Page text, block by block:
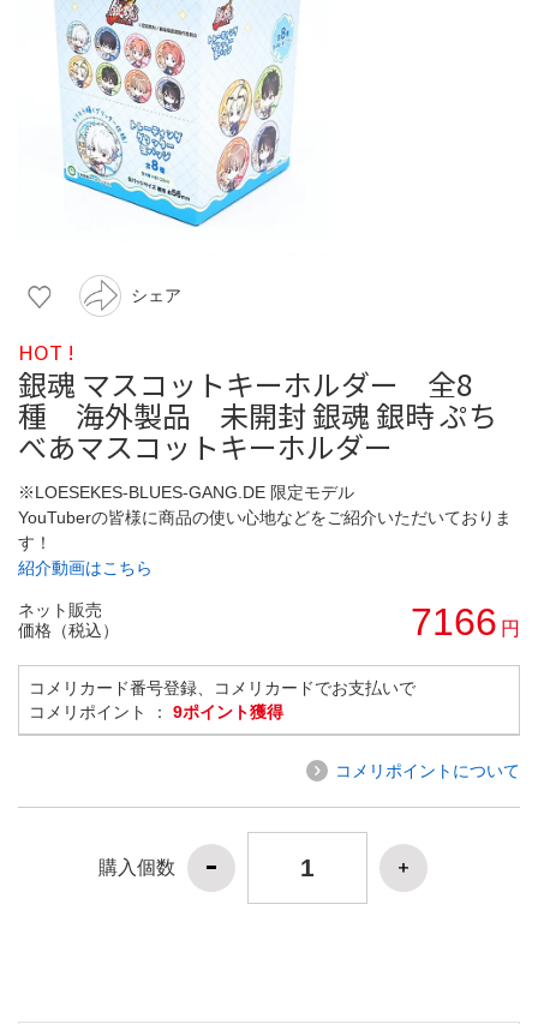
シェア
HOT !
銀魂 マスコットキーホルダー 全8
種 海外製品 未開封 銀魂 銀時 ぷち
べあマスコットキーホルダー
※LOESEKES-BLUES-GANG.DE 限定モデル
YouTuberの皆様に商品の使い心地などをご紹介いただいておりま
す！
紹介動画はこちら
ネット販売
価格（税込）
7166 円
コメリカード番号登録、コメリカードでお支払いで
コメリポイント ： 9ポイント獲得
コメリポイントについて
購入個数